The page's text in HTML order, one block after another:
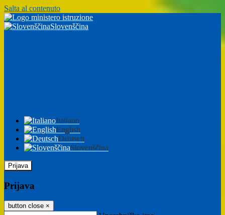
Salta al contenuto
Slovenščina
Italiano
English
Deutsch
Slovenščina
Prijava
Prijava
button close ×